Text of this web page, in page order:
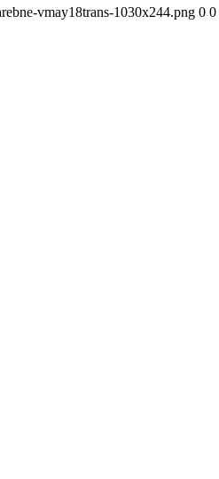
vmay18trans-1030x244.png 0 0